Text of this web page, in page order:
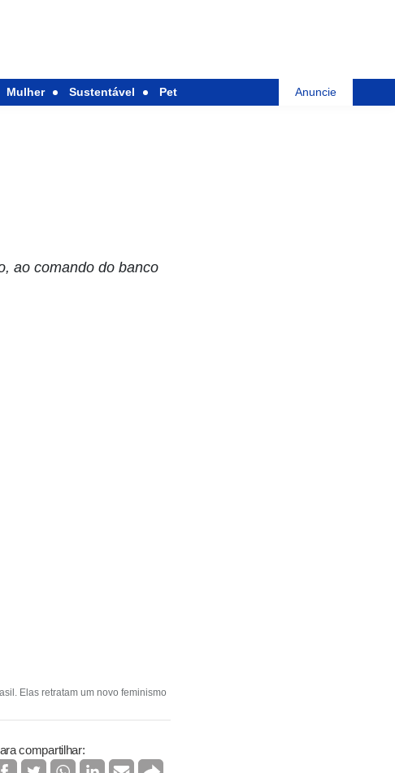
Mulher Sustentável Pet Anuncie
ao comando do banco
Elas retratam um novo feminismo
compartilhar: